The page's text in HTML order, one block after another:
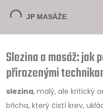
Slezina a masáž:
přirozenými
slezina, malý, ale kritický
břicha, který čistí krev,